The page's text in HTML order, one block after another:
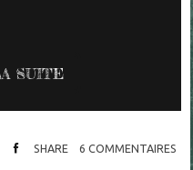
SUITE
SHARE 6 COMMENTAIRES